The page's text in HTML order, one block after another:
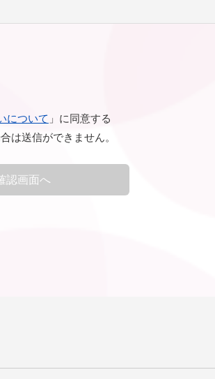
について 」に同意する
は送信ができません。